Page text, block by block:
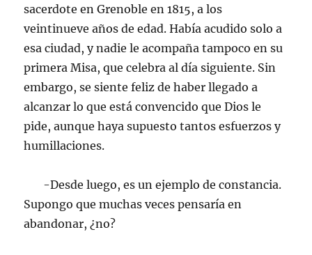
sacerdote en Grenoble en 1815, a los
veintinueve años de edad. Había acudido solo a
esa ciudad, y nadie le acompaña tampoco en su
primera Misa, que celebra al día siguiente. Sin
embargo, se siente feliz de haber llegado a
alcanzar lo que está convencido que Dios le
pide, aunque haya supuesto tantos esfuerzos y
humillaciones.
-Desde luego, es un ejemplo de constancia.
Supongo que muchas veces pensaría en
abandonar, ¿no?